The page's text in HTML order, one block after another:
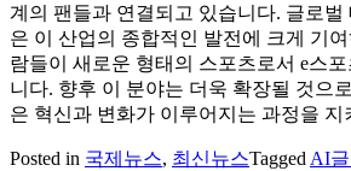
계의 팬들과 연결되고 있습니다. 글로벌
은 이 산업의 종합적인 발전에 크게 기
람들이 새로운 형태의 스포츠로서 e스
니다. 향후 이 분야는 더욱 확장될 것으
은 혁신과 변화가 이루어지는 과정을 지
Posted in 국제뉴스, 최신뉴스Tagged AI글